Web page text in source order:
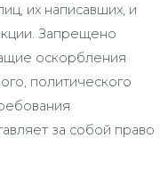
их написавших, и
Запрещено
оскорбления
политического
за собой право